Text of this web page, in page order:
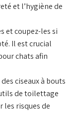
et l’hygiène de
et coupez-les si
Il est crucial
chats afin
ciseaux à bouts
de toilettage
les risques de